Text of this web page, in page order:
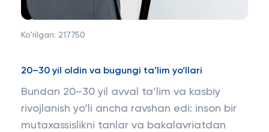
Ko'rilgan: 217750
20–30 yil oldin va bugungi ta’lim yo‘llari
Bundan 20–30 yil avval ta’lim va kasbiy
rivojlanish yo‘li ancha ravshan edi: inson bir
mutaxassislikni tanlar va bakalavriatdan